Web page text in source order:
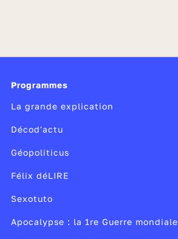
Programmes
La grande explication
Décod'actu
Géopoliticus
Félix déLIRE
Sexotuto
Apocalypse : la 1re Guerre mondiale